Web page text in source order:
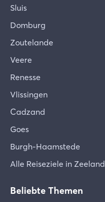
Sluis
Domburg
Zoutelande
Veere
Renesse
Vlissingen
Cadzand
Goes
Burgh-Haamstede
Alle Reiseziele in Zeeland
Beliebte Themen